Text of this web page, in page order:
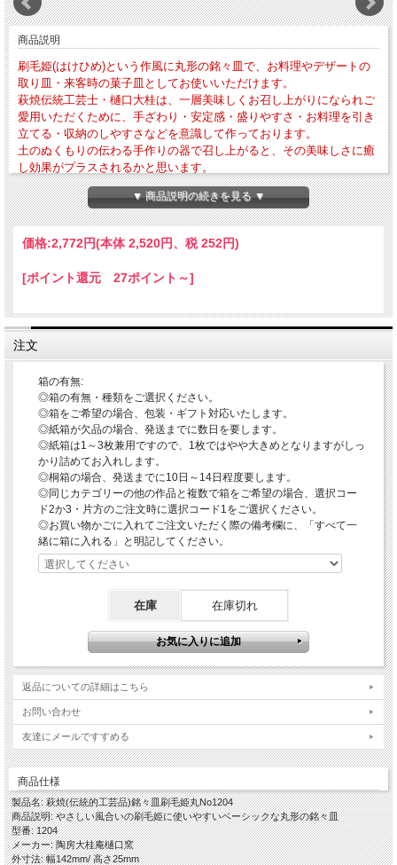
商品説明
刷毛姫(はけひめ)という作風に丸形の銘々皿で、お料理やデザートの
取り皿・来客時の菓子皿としてお使いいただけます。
萩焼伝統工芸士・樋口大桂は、一層美味しくお召し上がりになられご
愛用いただくために、手ざわり・安定感・盛りやすさ・お料理を引き
立てる・収納のしやすさなどを意識して作っております。
土のぬくもりの伝わる手作りの器で召し上がると、その美味しさに癒
し効果がプラスされるかと思います。
・外寸法-径約142mm × 高さ約25mm・作品重量-約222g
・電子レンジ・食器洗浄乾燥機の使用OK 直火・ガスオーブンの使用はNG
「器のお取り扱いについて」
当店では薬品によるコーティングをしておりませんので、電子レンジ・食器洗浄乾
燥機をお使いいただけます。
にお取り扱いにご注意ください。
※ガスレンジ・直火は破損の原因となりますので、絶対にしないようにご注意くだ
さい。
〇冷たい料理・デザートの場合は器を冷蔵庫に入れておく
きますと器自体が冷たくなり冷たいお料理を一層美味しくお召し上がりいただけま
※冷凍庫は破損の原因となりますので、絶対にしないようにご注意ください。
〇器にやさしいお取り扱い－お使いいただく前に器を水につける
※お料理を引き立てると共に、醤油などの糖分によるカビの発生を抑制します。
「刷毛姫という作風」
伝統的工芸品萩焼の基本となる「大道土」を使って水曳きし、乾燥させながら高台
や高台脇を削り全体の形を整え、さらに乾燥のタイミングを計りながら生地とは違
う化粧土を自作の道具で大胆に「刷毛目」を施します。
この刷毛目という技法はいろいろなやきものにおいて古くからある技法で、古萩と
呼ばれる古い萩焼にもその作品が残っております。
しっかり乾燥させてから素焼きをし、木灰釉を掛けて還元焼成で本焼きをし窯出し
をして焼ヒビなどが無いかをしっかりチェックして完成となります。
赤みの部分は「窯変(ようへん)」と言って偶然出るものですので、はっきりある場
合もあれば少なめでおとなしい風合いのこともあります。 大道土のことを「姫
…………………………………………………………………………………………………
【ギフト対応について】
◎オプションの箱をご注文の場合は、包装紙での包装・ギフト対応(のし紙掛け・
メッセージカード)を無料で承ります。
【作品に関して】
萩焼伝統工芸士・樋口大桂が伝統的工芸品萩焼としての規約を遵守し、国産の天然
原材料を使い全工程を手作業でしております。寸法・重量・色合い・風合いが一つ
一つ微妙に違いますので、悪しからずご了承くださいませ。
出来るだけ色や質感がわかりやすいように複数の照明や白の背景板を使って撮影し
てますが、照明の映り込みが多くある際は風合いを損ねない程度の修正・補正・加
工をし、逆に修正が難しい場合はそのままにしていることもございますので、悪し
からずご了承ください。
▼ 商品説明の続きを見る ▼
価格:2,772円(本体 2,520円、税 252円)
[ポイント還元 27ポイント～]
注文
箱の有無:
◎箱の有無・種類をご選択ください。
◎箱をご希望の場合、包装・ギフト対応いたします。
◎紙箱が欠品の場合、発送までに数日を要します。
◎紙箱は1～3枚兼用ですので、1枚ではやや大きめとなりますがしっ
かり詰めてお入れします。
◎桐箱の場合、発送までに10日～14日程度要します。
◎同じカテゴリーの他の作品と複数で箱をご希望の場合、選択コー
ド2か3・片方のご注文時に選択コード1をご選択ください。
◎お買い物かごに入れてご注文いただく際の備考欄に、「すべて一
緒に箱に入れる」と明記してください。
在庫 在庫切れ
返品についての詳細はこちら
お問い合わせ
友達にメールですすめる
商品仕様
製品名: 萩焼(伝統的工芸品)銘々皿刷毛姫丸No1204
商品説明: やさしい風合いの刷毛姫に使いやすいベーシックな丸形の銘々皿
型番: 1204
メーカー: 陶房大桂庵樋口窯
外寸法: 幅142mm/ 高さ25mm